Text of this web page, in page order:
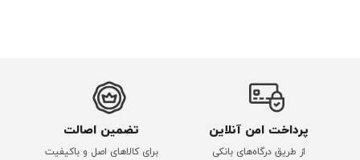
پرداخت امن آنلاین
از طریق درگاه‌های بانکی
تضمین اصالت
برای کالاهای اصل و باکیفیت